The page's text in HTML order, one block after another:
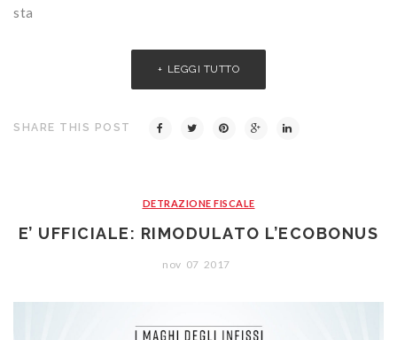
sta
LEGGI TUTTO
SHARE THIS POST
DETRAZIONE FISCALE
E’ UFFICIALE: RIMODULATO L’ECOBONUS
nov 07 2017